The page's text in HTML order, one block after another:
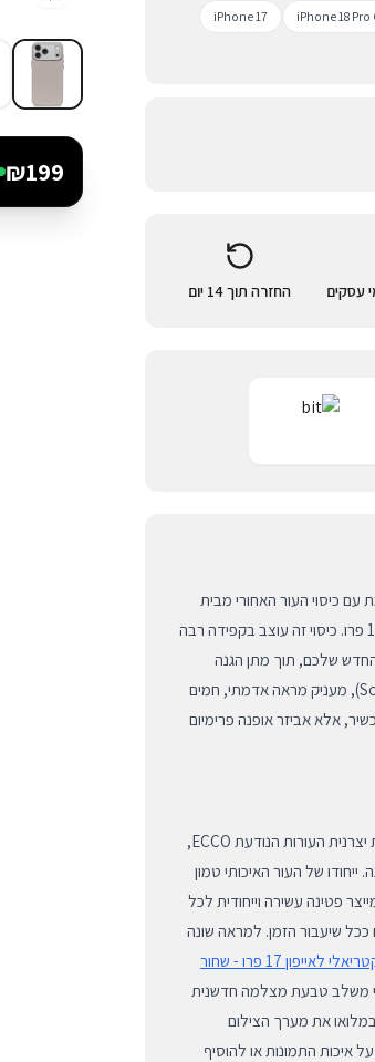
₪199
iPhone 18
iPhone 17
החזרה תוך 14 יום
כיסוי העור האחורי מבית
המותג העולמי DECODED, המיועד במיוחד עבור מכשירי אייפון 17 פרו. כיסוי זה עוצב בקפידה רבה
שלכם, תוך מתן הגנה
יומיומית אמינה וסטייל על-זמני. הגוון הייחודי, צבע חימר (Solid Clay), מעניק מראה אדמתי, חמים
אלא אביזר אופנה פרימיום
כיסוי האייפון 17 פרו מיוצר מעור פרימיום אמיתי (Full-Grain) מבית יצרנית העורות הנודעת ECCO,
ייחודו של העור האיכותי טמון
פטינה עשירה וייחודית לכל
ככל שיעבור הזמן. למראה שונה
כיסוי סיליקון אנטי-בקטריאלי לאייפון 17 פרו - שחור
משלב טבעת מצלמה חדשנית
את מערך הצילום
התמונות או להוסיף